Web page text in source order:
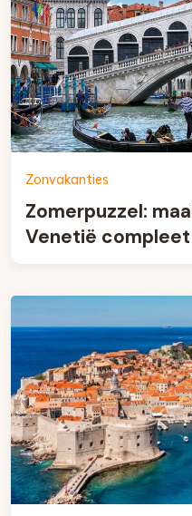
Zonvakanties
Zomerpuzzel:
Venetië compleet